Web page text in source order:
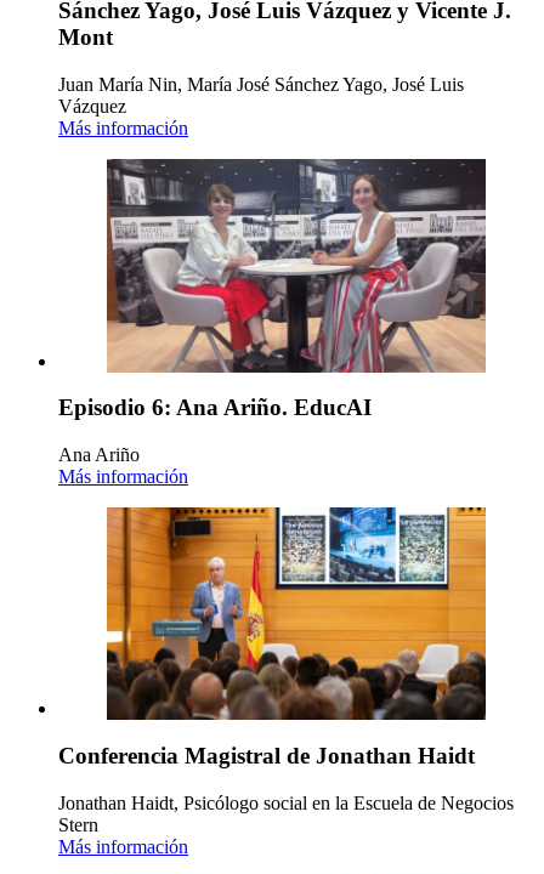
Sánchez Yago, José Luis Vázquez y Vicente J.
Mont
Juan María Nin, María José Sánchez Yago, José Luis
Vázquez
Más información
Episodio 6: Ana Ariño. EducAI
Ana Ariño
Más información
Conferencia Magistral de Jonathan Haidt
Jonathan Haidt, Psicólogo social en la Escuela de Negocios
Stern
Más información